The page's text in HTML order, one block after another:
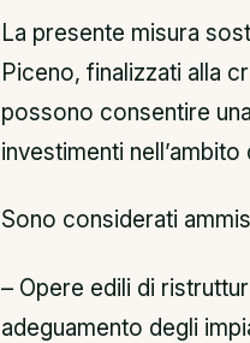
La presente misura
Piceno, finalizzati alla
possono consentire
investimenti
Sono considerati
– Opere edili di
adeguamento degli